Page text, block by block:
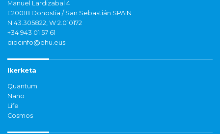
Manuel Lardizabal 4
E20018 Donostia / San Sebastián SPAIN
N 43.305822, W 2.010172
+34 943 01 57 61
dipcinfo@ehu.eus
Ikerketa
Quantum
Nano
Life
Cosmos